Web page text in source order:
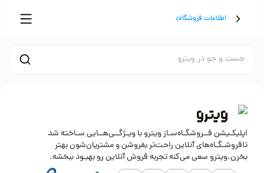
اطلاعات فروشگاه
جست و جو در ویترو
اپلیکـیشن فــروشگـاه‌سـاز ویترو با ویـژگــی‌هــایی سـاخته شد
تافروشـگـاه‌های آنلاین راحت‌تر بفروشن و مشتریان‌شون بهتر
بخرن.ویترو سعی می‌کنه تجربه فروش آنلاین رو بهبـود ببخشه.